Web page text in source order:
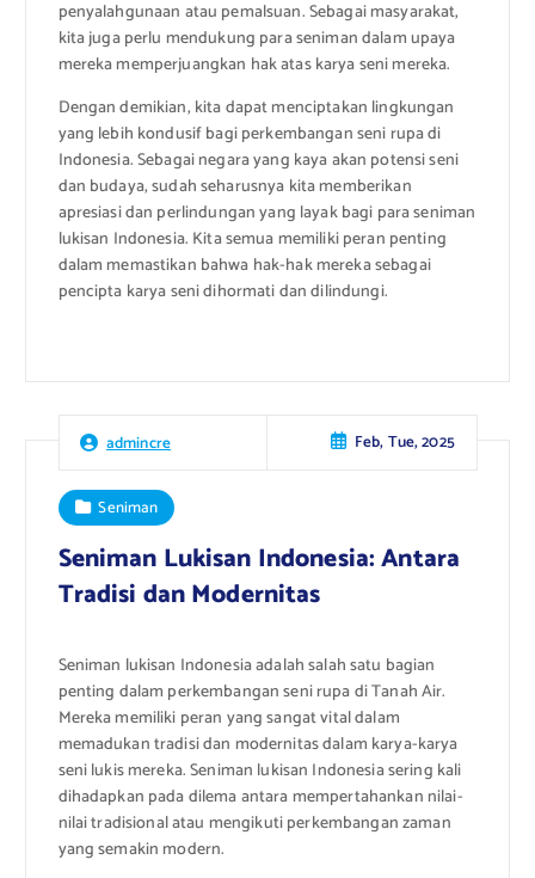
penyalahgunaan atau pemalsuan. Sebagai masyarakat,
kita juga perlu mendukung para seniman dalam upaya
mereka memperjuangkan hak atas karya seni mereka.
Dengan demikian, kita dapat menciptakan lingkungan
yang lebih kondusif bagi perkembangan seni rupa di
Indonesia. Sebagai negara yang kaya akan potensi seni
dan budaya, sudah seharusnya kita memberikan
apresiasi dan perlindungan yang layak bagi para seniman
lukisan Indonesia. Kita semua memiliki peran penting
dalam memastikan bahwa hak-hak mereka sebagai
pencipta karya seni dihormati dan dilindungi.
admincre Feb, Tue, 2025
Seniman
Seniman Lukisan Indonesia: Antara
Tradisi dan Modernitas
Seniman lukisan Indonesia adalah salah satu bagian
penting dalam perkembangan seni rupa di Tanah Air.
Mereka memiliki peran yang sangat vital dalam
memadukan tradisi dan modernitas dalam karya-karya
seni lukis mereka. Seniman lukisan Indonesia sering kali
dihadapkan pada dilema antara mempertahankan nilai-
nilai tradisional atau mengikuti perkembangan zaman
yang semakin modern.